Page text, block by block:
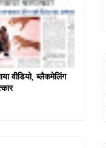
वीडियो, ब्लैकमेलिंग